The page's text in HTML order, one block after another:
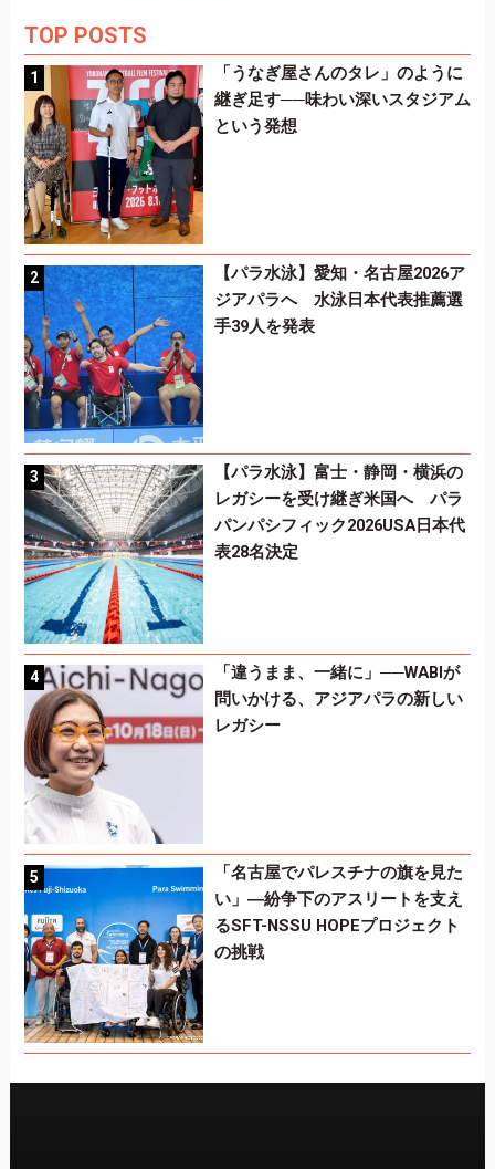
TOP POSTS
「うなぎ屋さんのタレ」のように
継ぎ足す──味わい深いスタジアム
という発想
【パラ水泳】愛知・名古屋2026ア
ジアパラへ 水泳日本代表推薦選
手39人を発表
【パラ水泳】富士・静岡・横浜の
レガシーを受け継ぎ米国へ パラ
パンパシフィック2026USA日本代
表28名決定
「違うまま、一緒に」──WABIが
問いかける、アジアパラの新しい
レガシー
「名古屋でパレスチナの旗を見た
い」―紛争下のアスリートを支え
るSFT-NSSU HOPEプロジェクト
の挑戦